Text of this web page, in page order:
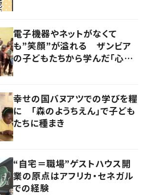
電子機器やネットがなくて
も”笑顔”が溢れる ザンビア
の子どもたちから学んだ「心の
幸せの国バヌアツでの学びを糧
に 「森のようちえん」で子ども
たちに種まき
“自宅＝職場”ゲストハウス開
業の原点はアフリカ・セネガル
での経験